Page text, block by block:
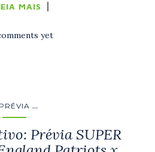
MAIS
yet
PRÉVIA ...
Prévia SUPER